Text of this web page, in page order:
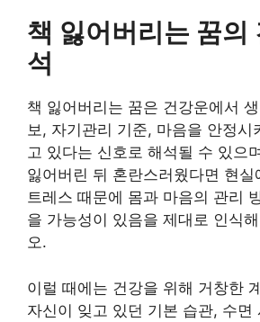
책 잃어버리는 꿈의
석
책 잃어버리는 꿈은 건강운에서
보, 자기관리 기준, 마음을 안정시
고 있다는 신호로 해석될 수 있으
잃어버린 뒤 혼란스러웠다면 현실
트레스 때문에 몸과 마음의 관리
을 가능성이 있음을 제대로 인식
오.
이럴 때에는 건강을 위해 거창한
자신이 잊고 있던 기본 습관, 수면